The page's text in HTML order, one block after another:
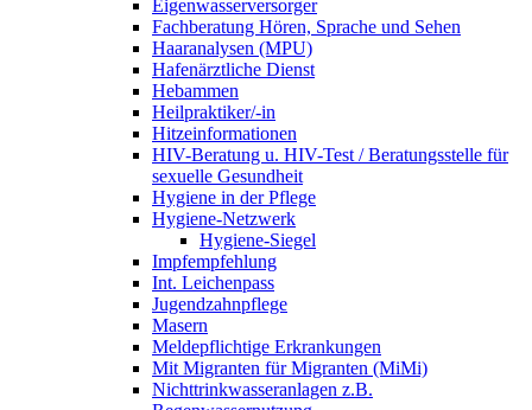
Eigenwasserversorger
Fachberatung Hören, Sprache und Sehen
Haaranalysen (MPU)
Hafenärztliche Dienst
Hebammen
Heilpraktiker/-in
Hitzeinformationen
HIV-Beratung u. HIV-Test / Beratungsstelle für
sexuelle Gesundheit
Hygiene in der Pflege
Hygiene-Netzwerk
Hygiene-Siegel
Impfempfehlung
Int. Leichenpass
Jugendzahnpflege
Masern
Meldepflichtige Erkrankungen
Mit Migranten für Migranten (MiMi)
Nichttrinkwasseranlagen z.B.